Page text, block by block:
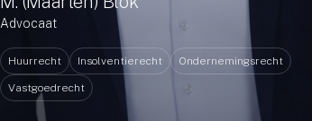
Advocaat
Huurrecht Insolventierecht Ondernemingsrecht
Vastgoedrecht